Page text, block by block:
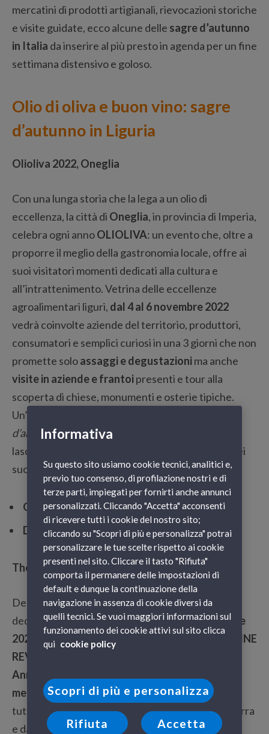
mercatini di prodotti artigianali, rievocazioni storiche
e visite guidate, ecco alcune delle sagre d’autunno
in Italia da inserire al più presto in agenda per un fine
settimana distensivo e goloso.
Olio di oliva e buon vino: sagre
d’autunno in Liguria
Olioliva 2022, Oneglia
Con una lunga storia che la lega a un olio di
eccellenza, la città di Oneglia, in provincia di Imperia,
celebra ogni annoOLIOLIVA: un evento che, oltre a
proporre il meglio della gastronomia locale, offre ai
suoi visitatori momenti dedicati alla cultura e
all’intrattenimento. Vetrina delle eccellenze
agroalimentari liguri, dal 4 al 6 novembre 2022
vedrà coinvolte aziende del territorio, produttori,
consumatori e semplici curiosi in una 3 giorni che non
promette soloassaggi e degustazionima anche
visite in aziende e frantoipresenti e tour alla
scoperta di chiese, monumenti e osterie tipiche.
Un’occasione per immergersi nelle atmosfere
d’antandi questa amabile porzione di Liguria
lasciandosi inebriare dal gusto e dalla genuinità dei
suoi prodotti tipici.
Quando: 4 al 6 novembre 2022
Dove: Oneglia (Imperia)
The Wine Revolution 2022, Sestri Levante
DestinazioneSestri Levante(GE) per una festa
dedicata al vino, in programma il13 e 14 novembre
2022
quando si terrà l’edizione annuale diTHE WINE
REVOLUTION
Annunziata
mercatodove produttori di vino, provenienti da
tutte le regioni e accomunati dal rispetto per la terra
e dalla tutela e la valorizzazione del territorio,
Informativa
Su questo sito usiamo cookie tecnici, analitici e,
previo tuo consenso, di profilazione nostri e di
terze parti, impiegati per fornirti anche annunci
personalizzati. Cliccando "Accetta" acconsenti
di ricevere tutti i cookie del nostro sito;
cliccando su "Scopri di più e personalizza" potrai
personalizzare le tue scelte rispetto ai cookie
presenti nel sito. Cliccare il tasto "Rifiuta"
comporta il permanere delle impostazioni di
default e dunque la continuazione della
navigazione in assenza di cookie diversi da
quelli tecnici. Se vuoi maggiori informazioni sul
funzionamento dei cookie attivi sul sito clicca
qui cookie policy
Scopri di più e personalizza
Rifiuta Accetta